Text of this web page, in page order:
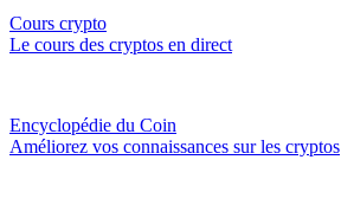
Cours crypto
Le cours des cryptos en direct
Encyclopédie du Coin
Améliorez vos connaissances sur les cryptos